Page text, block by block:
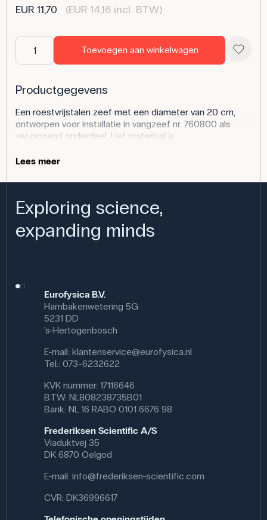
EUR 11,70 (EUR 14,16 incl. BTW)
Toevoegen aan winkelwagen
Productgegevens
Een roestvrijstalen zeef met een diameter van 20 cm,
ontworpen voor installatie in vangzeef nr. 760800 als
vervangend onderdeel. Het materiaal is
filteren en verzamelen van kleine dieren, sedimenten en
plantenmateriaal in veldstudies. Het ondersteunt het
werken met ecosystemen, het identificeren van soorten
en veldmethodologie.
Ziften van dit type worden ook gebruikt in professionele
milieustudies.
Specificaties
Afmetingen: (Ø) 20 mm
Materiaal: Roestvrij staal
Lees meer
Exploring science,
expanding minds
Eurofysica B.V.
Hambakenwetering 5G
5231 DD
's-Hertogenbosch
E-mail:klantenservice@eurofysica.nl
Tel.: 073-6232622
KVK nummer: 17116646
BTW: NL808238735B01
Bank: NL 16 RABO 0101 6676 98
Frederiksen Scientific A/S
Viaduktvej 35
DK 6870 Oelgod
E-mail:info@frederiksen-scientific.com
CVR: DK36996617